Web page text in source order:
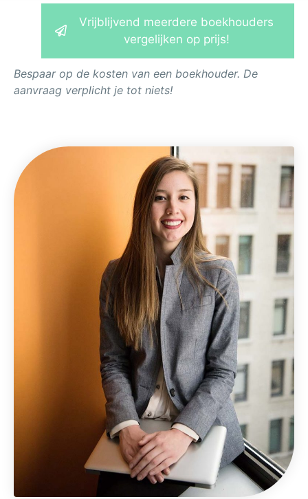
Vrijblijvend meerdere boekhouders
vergelijken op prijs!
Bespaar op de kosten van een boekhouder. De
aanvraag verplicht je tot niets!